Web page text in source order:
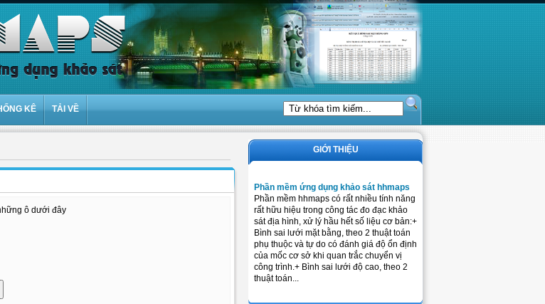
KÊ TẢI VỀ
ô dưới đây
GIỚI THIỆU
Phần mềm ứng dụng khảo sát hhmaps
Phần mềm hhmaps có rất nhiều tính năng
rất hữu hiệu trong công tác đo đạc khảo
sát địa hình, xử lý hầu hết số liệu cơ bản:+
Bình sai lưới mặt bằng, theo 2 thuật toán
phụ thuộc và tự do có đánh giá độ ổn định
của mốc cơ sở khi quan trắc chuyển vị
công trình.+ Bình sai lưới độ cao, theo 2
thuật toán...